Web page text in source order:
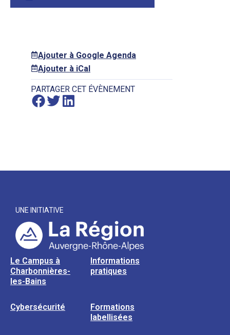
Ajouter à Google Agenda
Ajouter à iCal
PARTAGER CET ÉVÈNEMENT
UNE INITIATIVE
Le Campus à
Charbonnières-
les-Bains
Informations
pratiques
Cybersécurité
Formations
labellisées